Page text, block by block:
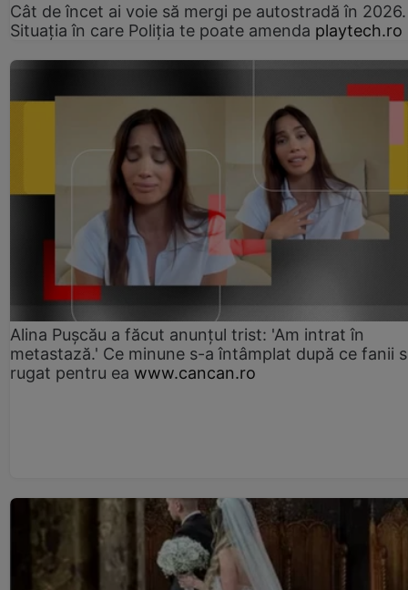
Cât de încet ai voie să mergi pe autostradă în 2026.
Situația în care Poliția te poate amenda playtech.ro
Alina Pușcău a făcut anunțul trist: 'Am intrat în
metastază.' Ce minune s-a întâmplat după ce fanii
rugat pentru ea www.cancan.ro